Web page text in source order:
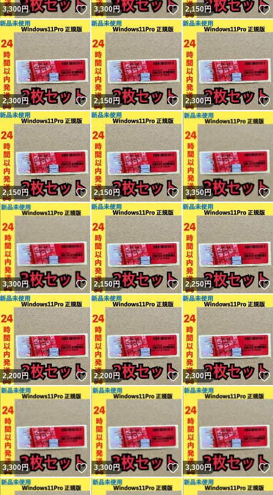
3,300円 いいね！
3,300円 いいね！
2,150円
2,300円 いいね！
2,150円 いいね！
2,300円
2,150円 いいね！
2,150円 いいね！
3,350円
3,300円 いいね！
2,150円 いいね！
2,250円
2,200円 いいね！
2,200円 いいね！
2,300円
3,300円 いいね！
3,300円 いいね！
3,300円